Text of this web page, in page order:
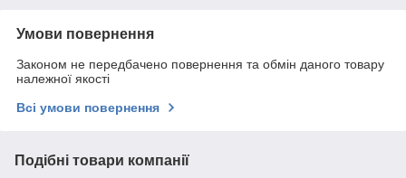
Умови повернення
Законом не передбачено повернення та обмін даного товару
належної якості
Всі умови повернення
Подібні товари компанії